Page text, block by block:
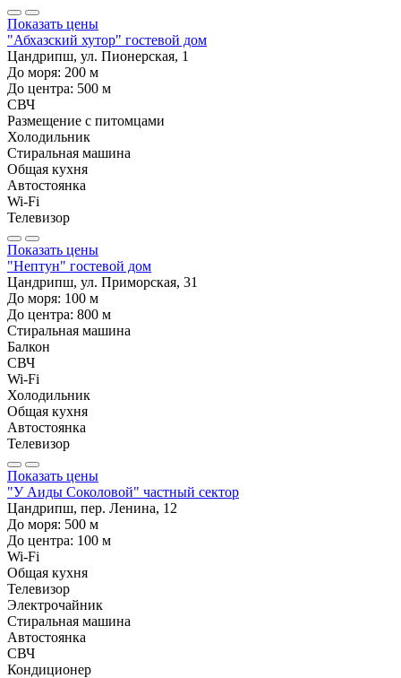
Показать цены
"Абхазский хутор" гостевой дом
Цандрипш, ул. Пионерская, 1
До моря: 200 м
До центра: 500 м
СВЧ
Размещение с питомцами
Холодильник
Стиральная машина
Общая кухня
Автостоянка
Wi-Fi
Телевизор
Показать цены
"Нептун" гостевой дом
Цандрипш, ул. Приморская, 31
До моря: 100 м
До центра: 800 м
Стиральная машина
Балкон
СВЧ
Wi-Fi
Холодильник
Общая кухня
Автостоянка
Телевизор
Показать цены
"У Аиды Соколовой" частный сектор
Цандрипш, пер. Ленина, 12
До моря: 500 м
До центра: 100 м
Wi-Fi
Общая кухня
Телевизор
Электрочайник
Стиральная машина
Автостоянка
СВЧ
Кондиционер